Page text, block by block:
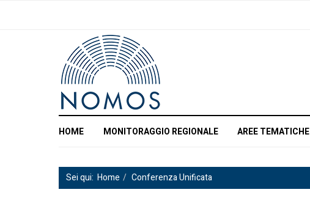
HOME MONITORAGGIO REGIONALE AREE TEMATICHE
Sei qui: Home Conferenza Unificata